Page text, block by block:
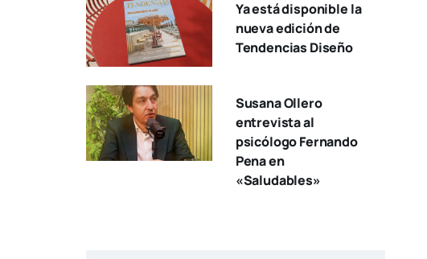
Ya está disponible la
nueva edición de
Tendencias Diseño
Susana Ollero
entrevista al
psicólogo Fernando
Pena en
«Saludables»